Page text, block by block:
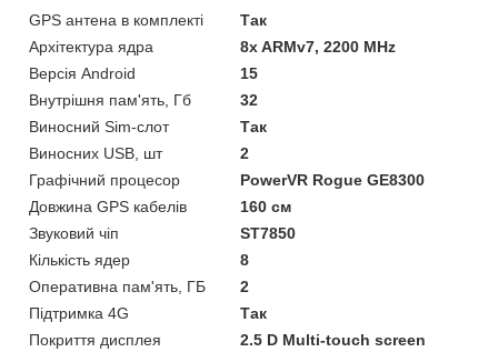
GPS антена в комплекті
Так
Архітектура ядра
8x ARMv7, 2200 MHz
Версія Android
15
Внутрішня пам'ять, Гб
32
Виносний Sim-слот
Так
Виносних USB, шт
2
Графічний процесор
PowerVR Rogue GE8300
Довжина GPS кабелів
160 см
Звуковий чіп
ST7850
Кількість ядер
8
Оперативна пам'ять, ГБ
2
Підтримка 4G
Так
Покриття дисплея
2.5 D Multi-touch screen